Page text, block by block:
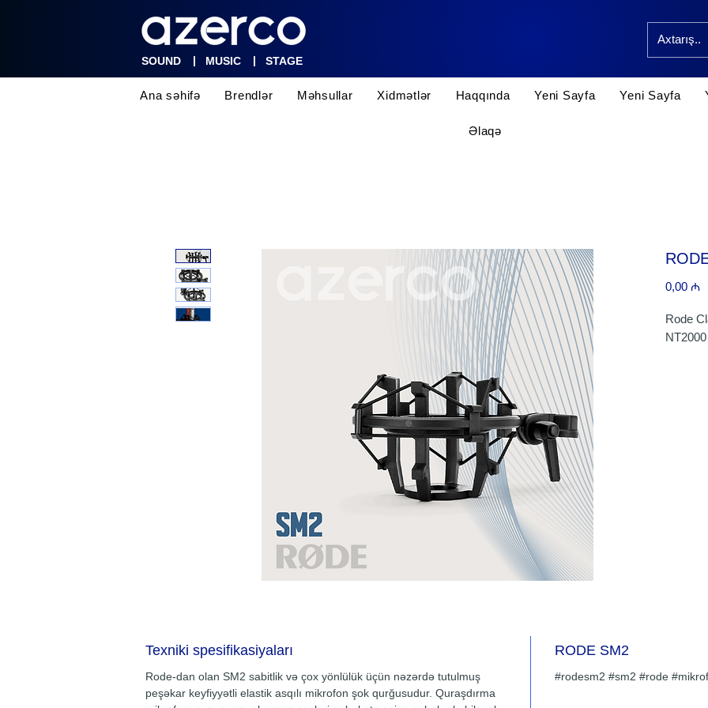
SOUND | MUSIC | STAGE
Ana səhifə Brendlər Məhsullar Xidmətlər Haqqında Yeni Sayfa Yeni Sayfa
Əlaqə
0,00 ₼
Rode
Texniki spesifikasiyaları
Rode-dan olan SM2 sabitlik və çox yönlülük üçün nəzərdə tutulmuş
peşəkar keyfiyyətli elastik asqılı mikrofon şok qurğusudur. Quraşdırma
RODE SM2
#rodesm2 #sm2 #rode